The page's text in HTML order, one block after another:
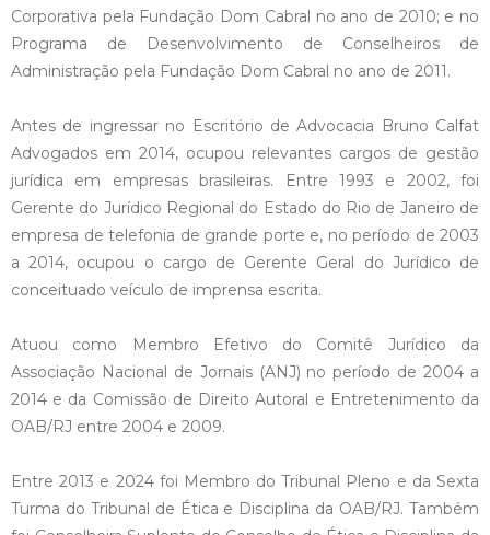
Corporativa pela Fundação Dom Cabral no ano de 2010; e no
Programa de Desenvolvimento de Conselheiros de
Administração pela Fundação Dom Cabral no ano de 2011.
Antes de ingressar no Escritório de Advocacia Bruno Calfat
Advogados em 2014, ocupou relevantes cargos de gestão
jurídica em empresas brasileiras. Entre 1993 e 2002, foi
Gerente do Jurídico Regional do Estado do Rio de Janeiro de
empresa de telefonia de grande porte e, no período de 2003
a 2014, ocupou o cargo de Gerente Geral do Jurídico de
conceituado veículo de imprensa escrita.
Atuou como Membro Efetivo do Comitê Jurídico da
Associação Nacional de Jornais (ANJ) no período de 2004 a
2014 e da Comissão de Direito Autoral e Entretenimento da
OAB/RJ entre 2004 e 2009.
Entre 2013 e 2024 foi Membro do Tribunal Pleno e da Sexta
Turma do Tribunal de Ética e Disciplina da OAB/RJ. Também